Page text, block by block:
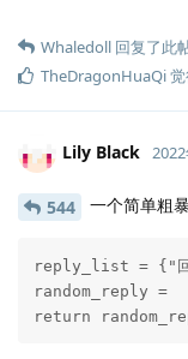
Whaledoll 回复了此
TheDragonHuaQi
Lily Black
544 一个简单粗
reply_list = {"回
random_reply
return